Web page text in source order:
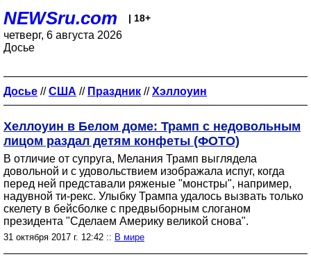
NEWSru.com | 18+
четверг, 6 августа 2026
Досье
Досье //США // Праздник //Хэллоуин
Хеллоуин в Белом доме: Трамп с недовольным
лицом раздал детям конфеты (ФОТО)
В отличие от супруга, Мелания Трамп выглядела
довольной и с удовольствием изображала испуг, когда
перед ней представали ряженые "монстры", например,
надувной ти-рекс. Улыбку Трампа удалось вызвать только
скелету в бейсболке с предвыборным слоганом
президента "Сделаем Америку великой снова".
31 октября 2017 г. 12:42 :: В мире